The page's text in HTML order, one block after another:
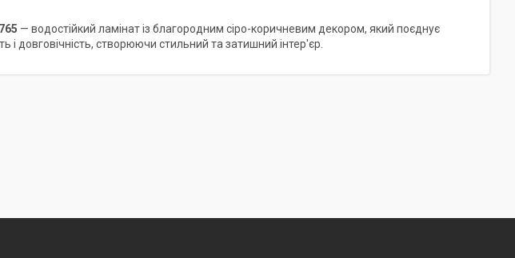
— водостійкий ламінат із благородним сіро-коричневим декором, який поєднує
і довговічність, створюючи стильний та затишний інтер'єр.